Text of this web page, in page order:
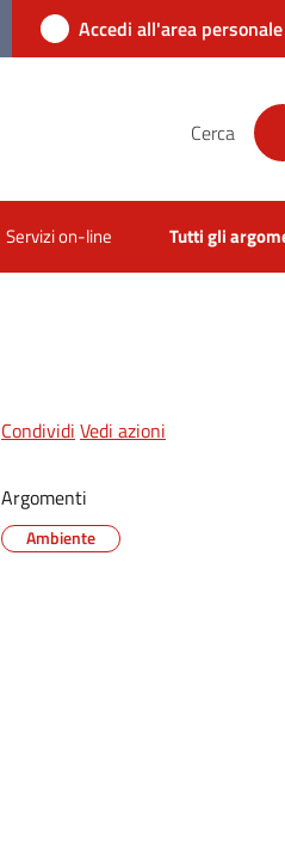
Accedi all'area personale
Cerca
Servizi on-line Tutti gli
Condividi Vedi azioni
Argomenti
Ambiente